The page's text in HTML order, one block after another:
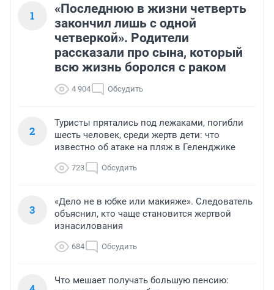
1
«Последнюю в жизни четверть
закончил лишь с одной
четверкой». Родители
рассказали про сына, который
всю жизнь боролся с раком
4 904 Обсудить
2
Туристы прятались под лежаками, погибли
шесть человек, среди жертв дети: что
известно об атаке на пляж в Геленджике
723 Обсудить
3
«Дело не в юбке или макияже». Следователь
объяснил, кто чаще становится жертвой
изнасилования
684 Обсудить
Что мешает получать большую пенсию: